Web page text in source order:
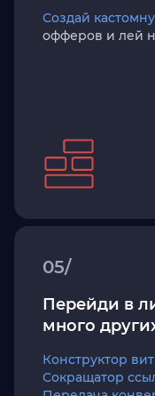
Создай
офферов и лей
05/
Перейди в
много
Конструктор
Сокращатор